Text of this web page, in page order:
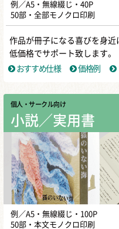
例／A5・無線綴じ・40P
50部・全部モノクロ印刷
作品が冊子になる喜びを身近
低価格でサポート致します。
おすすめ仕様
価格例
個人・サークル向け
小説／実用書
例／A5・無線綴じ・100P
50部・本文モノクロ印刷